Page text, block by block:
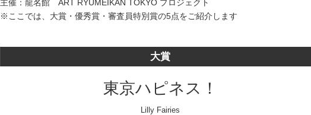
主催：龍名館 ART RYUMEIKAN TOKYO プロジェクト
※ここでは、大賞・優秀賞・審査員特別賞の5点をご紹介します
大賞
東京ハピネス！
Lilly Fairies